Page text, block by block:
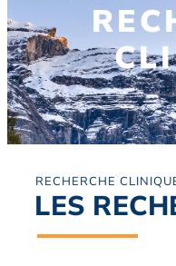
RECHERCHE
LES